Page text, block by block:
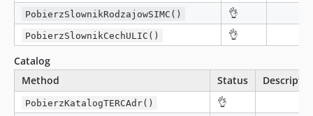
PobierzSlownikRodzajowSIMC() 👌
PobierzSlownikCechULIC()
👌
Catalog
Method
Status
PobierzKatalogTERCAdr() 👌